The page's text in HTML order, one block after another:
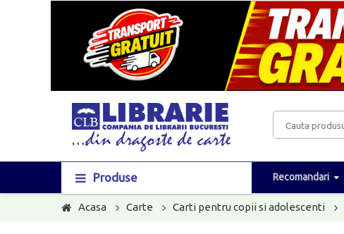
Produse Recomandari
Acasa Carte Carti pentru copii si adolescenti